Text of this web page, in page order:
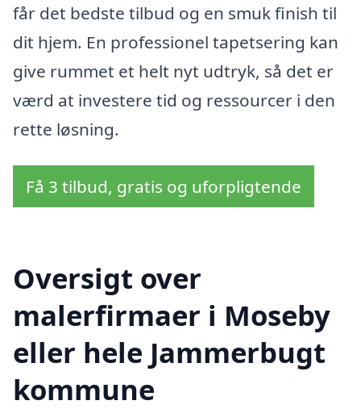
får det bedste tilbud og en smuk finish til
dit hjem. En professionel tapetsering kan
give rummet et helt nyt udtryk, så det er
værd at investere tid og ressourcer i den
rette løsning.
Få 3 tilbud, gratis og uforpligtende
Oversigt over
malerfirmaer i Moseby
eller hele Jammerbugt
kommune